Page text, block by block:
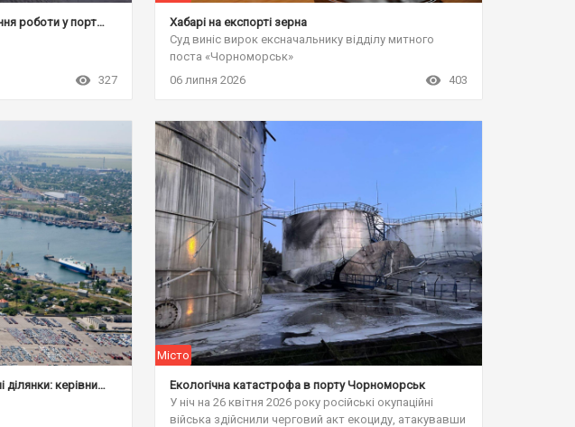
Maersk оголосив про призупинення роботи у порту Чорноморська
327
Хабарі на експорті зерна
Суд виніс вирок ексначальнику відділу митного
поста «Чорноморськ»
06 липня 2026
403
Mercedes-Benz, Porsche, земельні ділянки: керівник порту Чорноморська задекларував свої статки
Місто
Екологічна катастрофа в порту Чорноморськ
У ніч на 26 квітня 2026 року російські окупаційні
війська здійснили черговий акт екоциду, атакувавши